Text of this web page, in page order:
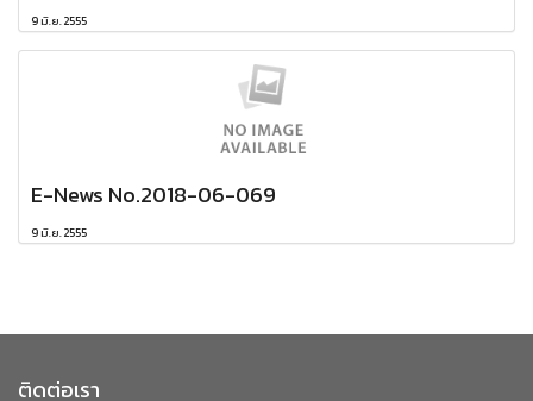
9 มิ.ย. 2555
E-News No.2018-06-069
9 มิ.ย. 2555
ติดต่อเรา